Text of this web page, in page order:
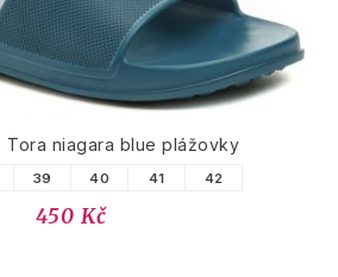
Tora niagara blue plážovky
39 40 41 42
450 Kč